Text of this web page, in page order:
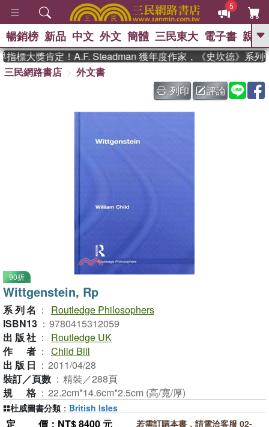
5
GO
、 如果歷史是一群喵 、 暑期
國際布克獎 臺灣漫遊錄 、 方
念華 、 台灣的李登輝時代
暢銷榜 新品 中文 外文 簡體 三民東大 電子書 親子
標大獎肯定！A.F. Steadman 獲年度作家，《史坎德》系列帶
三民網路書店
外文書
列印
評論
90折
Wittgenstein, Rp
系列名 ：
Routledge Philosophers
ISBN13 ： 9780415312059
出版社 ：
Routledge UK
作者 ： Child Bill
出版日 ： 2011/04/28
裝訂／頁數 ： 精裝／288頁
規格 ： 22.2cm*14.6cm*2.5cm (高/寬/厚)
定價 ：NT$ 8400 元
若需訂購本書，請電洽客服 02-
杜威圖書分類 ： British Isles